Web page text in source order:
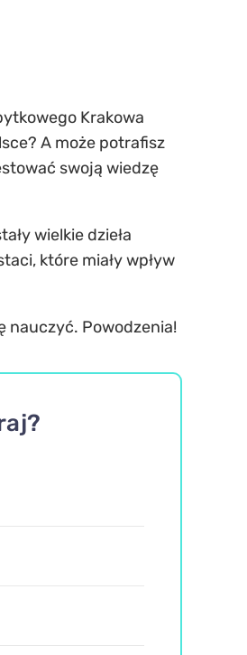
Krakowa
A może potrafisz
swoją wiedzę
wielkie dzieła
które miały wpływ
nauczyć. Powodzenia!